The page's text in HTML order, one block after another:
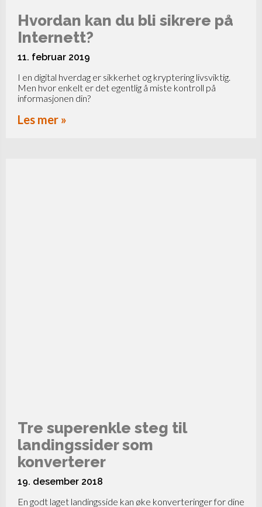
Hvordan kan du bli sikrere på
Internett?
11. februar 2019
I en digital hverdag er sikkerhet og kryptering livsviktig.
Men hvor enkelt er det egentlig å miste kontroll på
informasjonen din?
Les mer »
Tre superenkle steg til
landingssider som
konverterer
19. desember 2018
En godt laget landingsside kan øke konverteringer for dine